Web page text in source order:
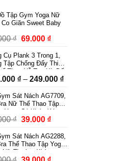
Tập Gym Yoga Nữ
Co Giãn Sweet Baby
₫ Giá
là:
89.000 ₫.
69.000 ₫Giá
tại
là:
69.000 ₫.
Cụ Plank 3 Trong 1,
Tập Chống Đẩy Thiết
Thao Hỗ Trợ Hít Đất
Tập Bụng Có Dây
₫ – 249.000 ₫Khoảng
từ
Sát Nách AG7709,
Nữ Thể Thao Tập
Yoga Có Khóa Kéo
Mút Ngực Thời Trang
₫ Giá
là:
70.000 ₫.
39.000 ₫Giá
tại
là:
Sát Nách AG2288,
Thể Thao Tập Yoga
Nữ Thoáng Khí
Giá
Giá